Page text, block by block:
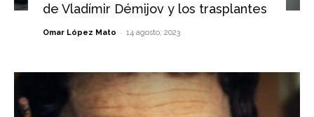
de Vladímir Démijov y los trasplantes
Omar López Mato - 14 agosto, 2023